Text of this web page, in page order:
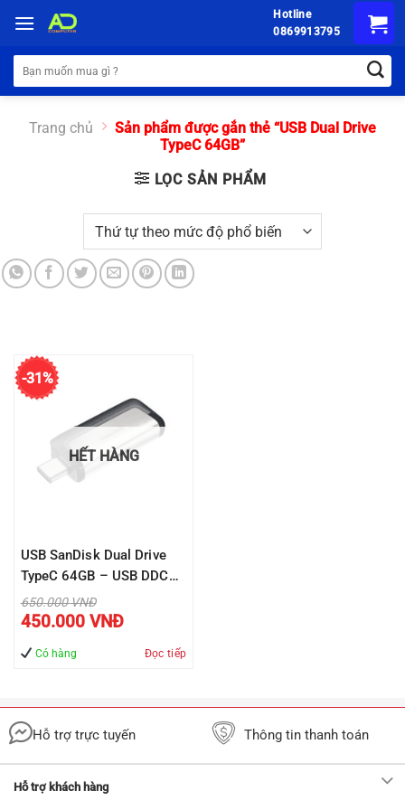
đến
nội
dung
Hotline
0869913795
Tìm
kiếm:
Trang chủ
Sản phẩm được gắn thẻ “USB Dual Drive
TypeC 64GB”
LỌC SẢN PHẨM
-31%
HẾT HÀNG
USB SanDisk Dual Drive
TypeC 64GB – USB DDC2
– USB3.1 ( SDDDC2-
064G-G46 )
650.000VNĐ
Giá
gốc
là:
450.000 VNĐ
450.000 VNĐ.
Có hàng Đọc tiếp
Hỗ trợ trực tuyến Thông tin thanh toán
Hỗ trợ khách hàng